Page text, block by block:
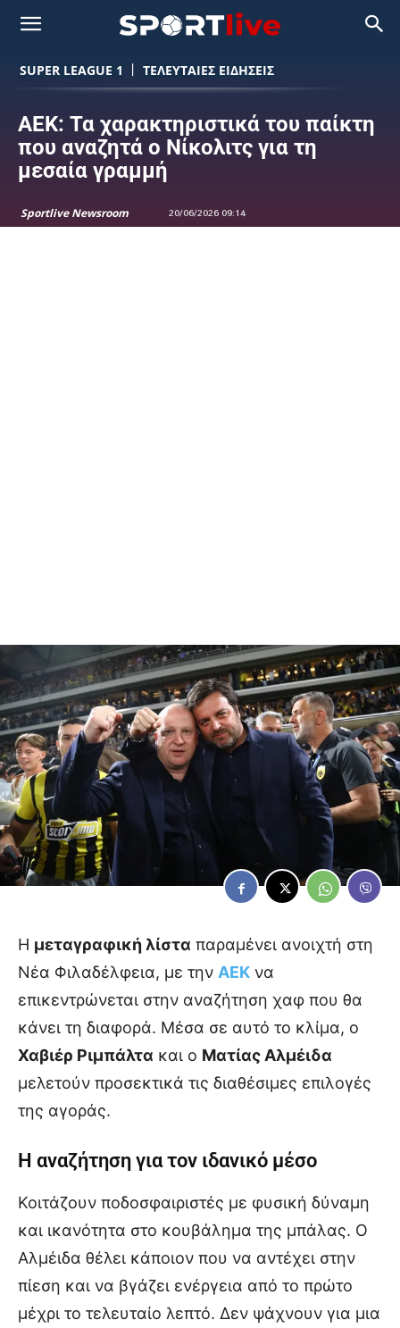
SUPER LEAGUE 1 ΤΕΛΕΥΤΑΙΕΣ ΕΙΔΗΣΕΙΣ
ΑΕΚ: Τα χαρακτηριστικά του παίκτη
που αναζητά ο Νίκολιτς για τη
μεσαία γραμμή
Sportlive Newsroom 20/06/2026 09:14
Η μεταγραφική λίστα παραμένει ανοιχτή στη
Νέα Φιλαδέλφεια, με την ΑΕΚ να
επικεντρώνεται στην αναζήτηση χαφ που θα
κάνει τη διαφορά. Μέσα σε αυτό το κλίμα, ο
Χαβιέρ Ριμπάλτα και ο Ματίας Αλμέιδα
μελετούν προσεκτικά τις διαθέσιμες επιλογές
της αγοράς.
Η αναζήτηση για τον ιδανικό μέσο
Κοιτάζουν ποδοσφαιριστές με φυσική δύναμη
και ικανότητα στο κουβάλημα της μπάλας. Ο
Αλμέιδα θέλει κάποιον που να αντέχει στην
πίεση και να βγάζει ενέργεια από το πρώτο
μέχρι το τελευταίο λεπτό. Δεν ψάχνουν για μια